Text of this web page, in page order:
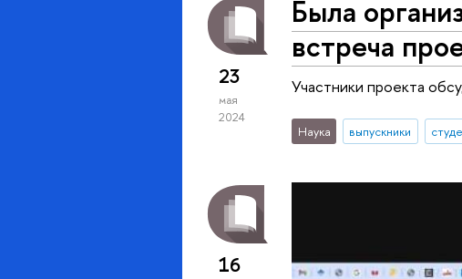
23
мая
2024
Была
встреча
Участники проекта
Наука выпускники
16